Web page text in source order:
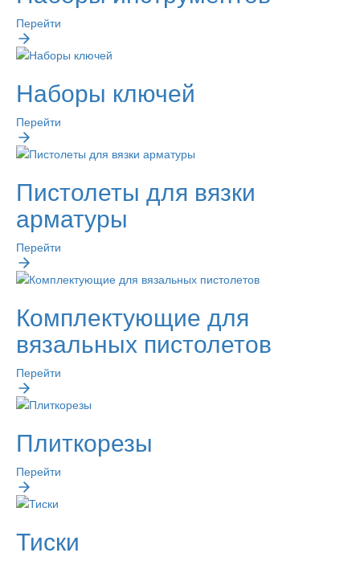
Перейти
Наборы ключей
Перейти
Пистолеты для вязки
арматуры
Перейти
Комплектующие для
вязальных пистолетов
Перейти
Плиткорезы
Перейти
Тиски